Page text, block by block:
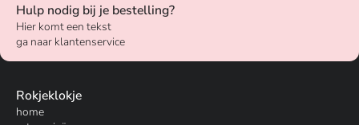
Hulp nodig bij je bestelling?
Hier komt een tekst
ga naar klantenservice
Rokjeklokje
home